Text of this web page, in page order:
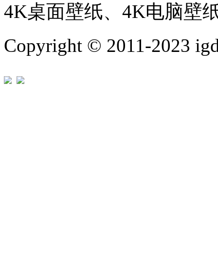
4K桌面壁纸、4K电脑壁
Copyright © 2011-2023